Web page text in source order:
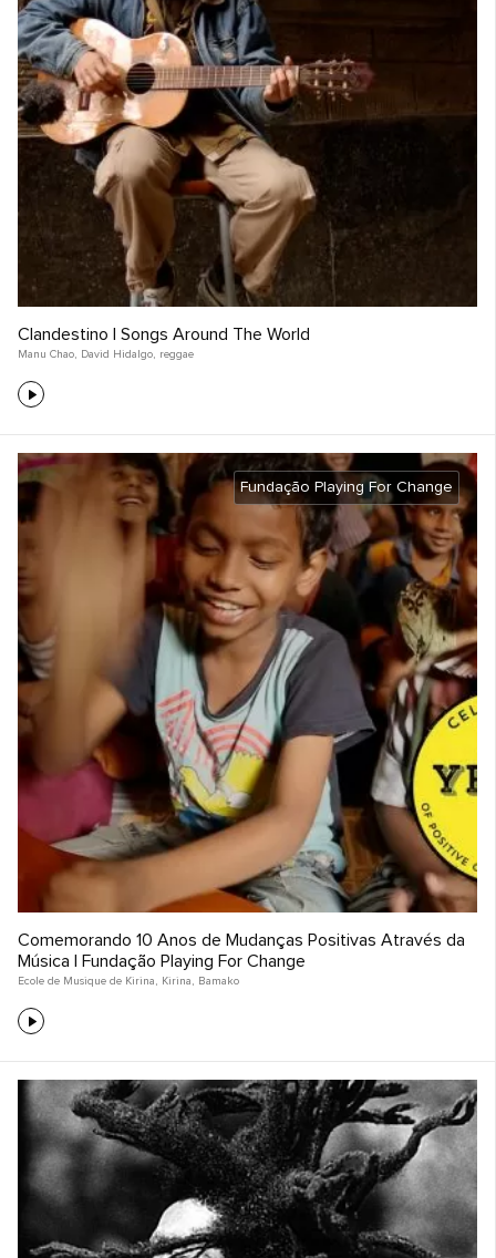
Clandestino | Songs Around The World
Manu Chao, David Hidalgo, reggae
Fundação Playing For Change
Comemorando 10 Anos de Mudanças Positivas Através da
Música | Fundação Playing For Change
Ecole de Musique de Kirina , Kirina , Bamako